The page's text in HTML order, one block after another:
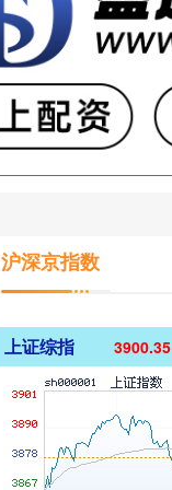
沪深京指数
上证综指 3900.35